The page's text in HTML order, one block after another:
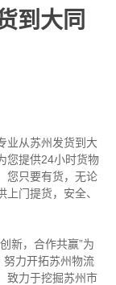
到大同
业从苏州发货到大
您提供24小时货物
您只要有货，无论
门提货，安全、
新，合作共赢”为
努力开拓苏州物流
致力于挖掘苏州市